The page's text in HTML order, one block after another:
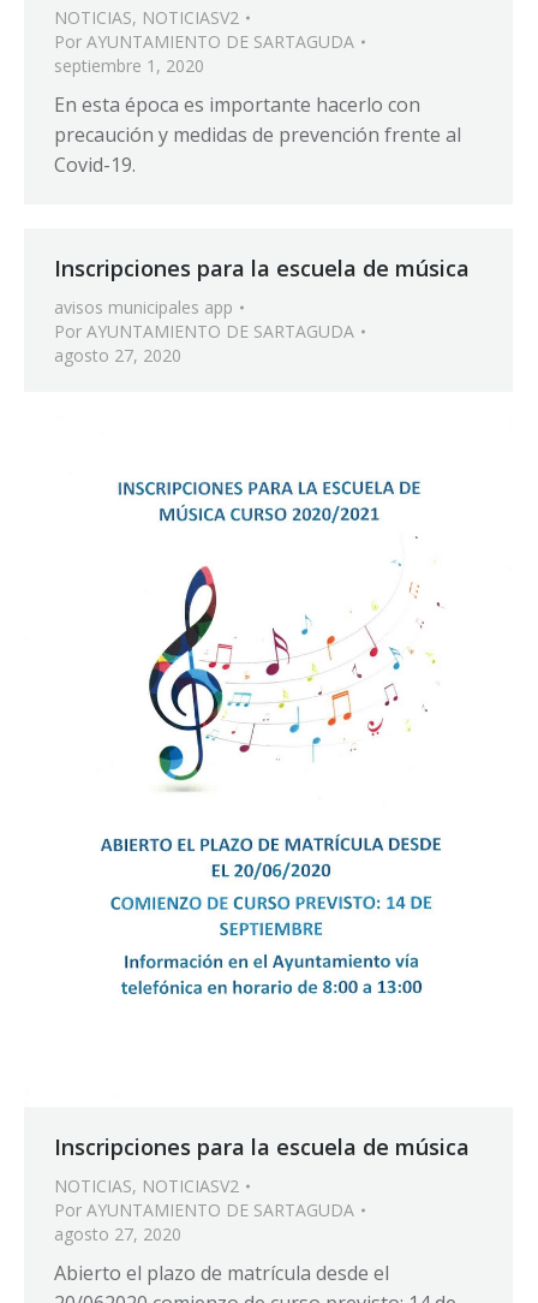
NOTICIAS, NOTICIASV2
Por AYUNTAMIENTO DE SARTAGUDA
septiembre 1, 2020
En esta época es importante hacerlo con
precaución y medidas de prevención frente al
Covid-19.
Inscripciones para la escuela de música
avisos municipales app
Por AYUNTAMIENTO DE SARTAGUDA
agosto 27, 2020
Inscripciones para la escuela de música
NOTICIAS, NOTICIASV2
Por AYUNTAMIENTO DE SARTAGUDA
agosto 27, 2020
Abierto el plazo de matrícula desde el